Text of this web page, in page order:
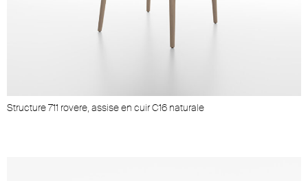
Structure 711 rovere, assise en cuir C16 naturale